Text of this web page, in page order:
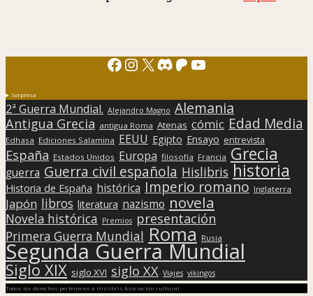
Facebook
Instagram
X Discord
Patreon
YouTube
Sorpresa
2ª Guerra Mundial. Alejandro Magno Alemania
Antigua Grecia antigua Roma Atenas cómic Edad Media
Edhasa Ediciones Salamina EEUU Egipto Ensayo entrevista
España Estados Unidos Europa filosofía Francia Grecia
guerra Guerra civil española Hislibris historia
Historia de España histórica Imperio romano Inglaterra
Japón libros literatura nazismo novela
Novela histórica Premios presentación
Primera Guerra Mundial Roma Rusia
Segunda Guerra Mundial
Siglo XIX siglo XVI siglo XX Viajes vikingos
Todos los derechos pertenecen a Hislibris Asociación cultural